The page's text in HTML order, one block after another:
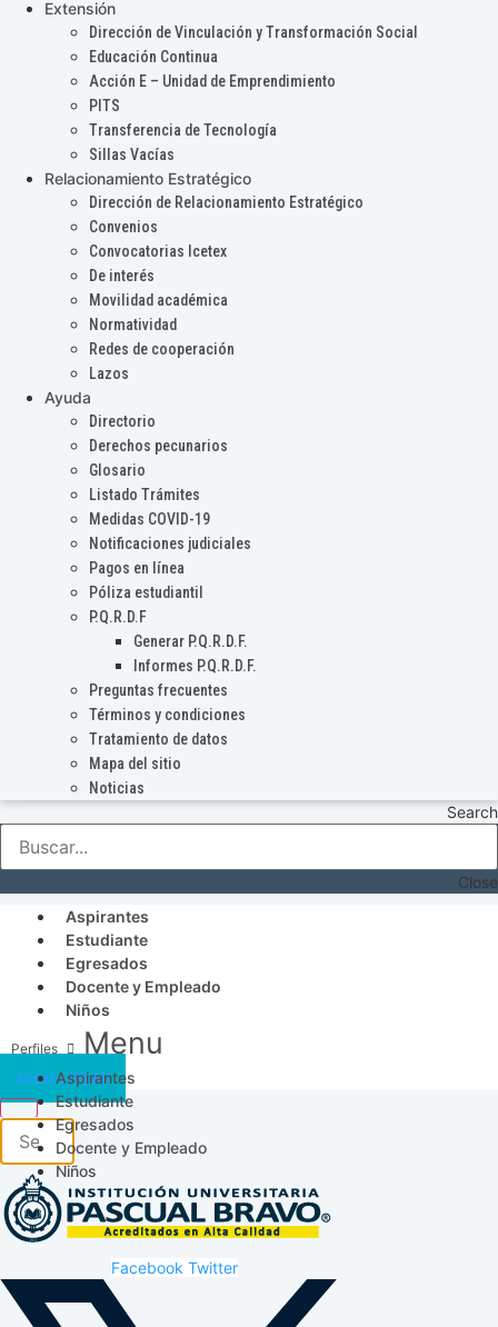
Extensión
Dirección de Vinculación y Transformación Social
Educación Continua
Acción E – Unidad de Emprendimiento
PITS
Transferencia de Tecnología
Sillas Vacías
Relacionamiento Estratégico
Dirección de Relacionamiento Estratégico
Convenios
Convocatorias Icetex
De interés
Movilidad académica
Normatividad
Redes de cooperación
Lazos
Ayuda
Directorio
Derechos pecunarios
Glosario
Listado Trámites
Medidas COVID-19
Notificaciones judiciales
Pagos en línea
Póliza estudiantil
P.Q.R.D.F
Generar P.Q.R.D.F.
Informes P.Q.R.D.F.
Preguntas frecuentes
Términos y condiciones
Tratamiento de datos
Mapa del sitio
Noticias
Search
Close
Aspirantes
Estudiante
Egresados
Docente y Empleado
Niños
Menu
Aspirantes
Estudiante
Egresados
Docente y Empleado
Niños
Acceso SICAU
Facebook Twitter